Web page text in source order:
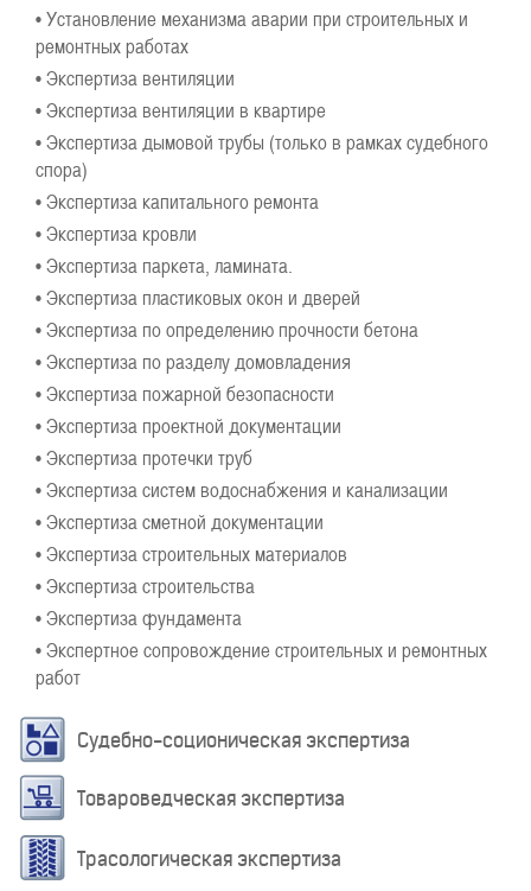
• Установление механизма аварии при строительных и
ремонтных работах
• Экспертиза вентиляции
• Экспертиза вентиляции в квартире
• Экспертиза дымовой трубы (только в рамках судебного
спора)
• Экспертиза капитального ремонта
• Экспертиза кровли
• Экспертиза паркета, ламината.
• Экспертиза пластиковых окон и дверей
• Экспертиза по определению прочности бетона
• Экспертиза по разделу домовладения
• Экспертиза пожарной безопасности
• Экспертиза проектной документации
• Экспертиза протечки труб
• Экспертиза систем водоснабжения и канализации
• Экспертиза сметной документации
• Экспертиза строительных материалов
• Экспертиза строительства
• Экспертиза фундамента
• Экспертное сопровождение строительных и ремонтных
работ
Судебно-соционическая экспертиза
Товароведческая экспертиза
Трасологическая экспертиза